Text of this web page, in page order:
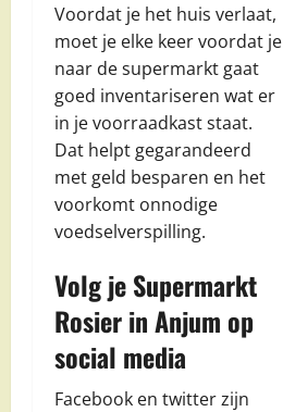
Voordat je het huis verlaat,
moet je elke keer voordat je
naar de supermarkt gaat
goed inventariseren wat er
in je voorraadkast staat.
Dat helpt gegarandeerd
met geld besparen en het
voorkomt onnodige
voedselverspilling.
Volg je Supermarkt
Rosier in Anjum op
social media
Facebook en twitter zijn